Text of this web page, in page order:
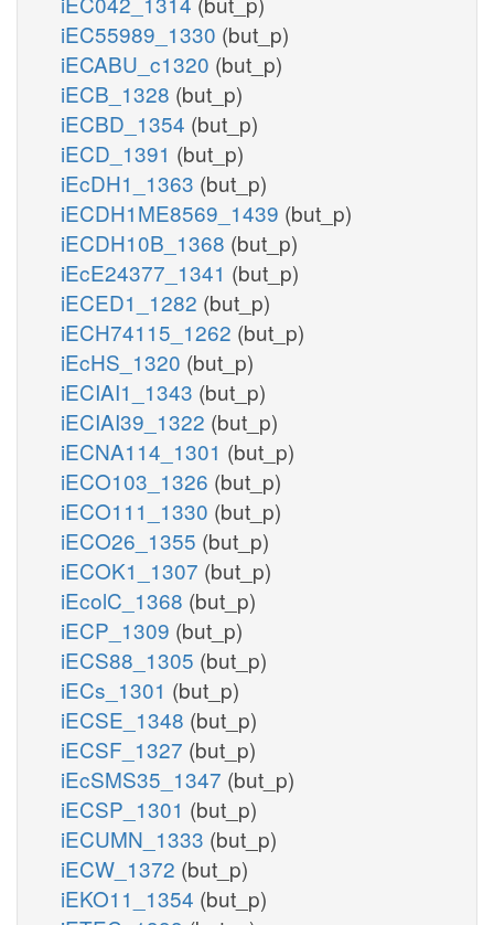
iEC55989_1330 (but_p)
iECABU_c1320 (but_p)
iECB_1328 (but_p)
iECBD_1354 (but_p)
iECD_1391 (but_p)
iEcDH1_1363 (but_p)
iECDH1ME8569_1439 (but_p)
iECDH10B_1368 (but_p)
iEcE24377_1341 (but_p)
iECED1_1282 (but_p)
iECH74115_1262 (but_p)
iEcHS_1320 (but_p)
iECIAI1_1343 (but_p)
iECIAI39_1322 (but_p)
iECNA114_1301 (but_p)
iECO103_1326 (but_p)
iECO111_1330 (but_p)
iECO26_1355 (but_p)
iECOK1_1307 (but_p)
iEcolC_1368 (but_p)
iECP_1309 (but_p)
iECS88_1305 (but_p)
iECs_1301 (but_p)
iECSE_1348 (but_p)
iECSF_1327 (but_p)
iEcSMS35_1347 (but_p)
iECSP_1301 (but_p)
iECUMN_1333 (but_p)
iECW_1372 (but_p)
iEKO11_1354 (but_p)